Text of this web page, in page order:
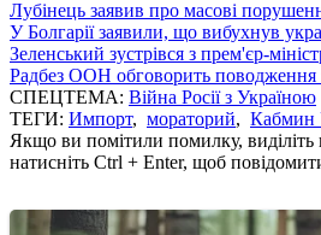
Лубінець заявив про масові
У Болгарії заявили, що вибухнув
Зеленський зустрівся з прем'єр-
Радбез ООН обговорить
СПЕЦТЕМА: Війна Росії з Україною
ТЕГИ: Импорт, мораторий, Кабмин
Якщо ви помітили помилку, виділіть
натисніть Ctrl + Enter, щоб